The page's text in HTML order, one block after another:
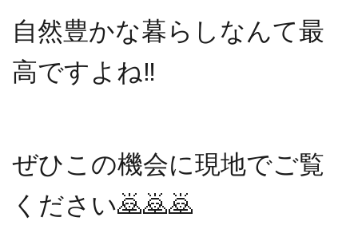
自然豊かな暮らしなんて最
高ですよね‼️
ぜひこの機会に現地でご覧
ください🙇🙇🙇